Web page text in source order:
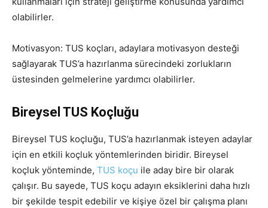
olabilirler.
Motivasyon: TUS koçları, adaylara motivasyon desteği
sağlayarak TUS’a hazırlanma sürecindeki zorlukların
üstesinden gelmelerine yardımcı olabilirler.
Bireysel TUS Koçluğu
Bireysel TUS koçluğu, TUS’a hazırlanmak isteyen adaylar
için en etkili koçluk yöntemlerinden biridir. Bireysel
koçluk yönteminde, TUS koçu ile aday bire bir olarak
çalışır. Bu sayede, TUS koçu adayın eksiklerini daha hızlı
bir şekilde tespit edebilir ve kişiye özel bir çalışma planı